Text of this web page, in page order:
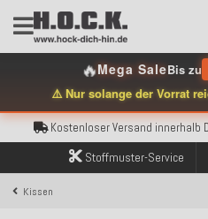
🔥Mega SaleBis zu
⚠️ Nur solange der Vorrat
Kostenloser Versand innerhalb
Über 120.000
Sicher bezahlen mit
Kostenloser Versand innerhalb
Über 120.000
Sicher bezahlen mit
Kostenloser Versand innerhalb
Stoffmuster-Service
Kissen